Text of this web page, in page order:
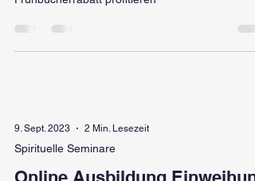
Zertifikat 2024/2025, jetzt anmelden 10 %
Frühbucherrabatt profitieren
9. Sept. 2023 2 Min. Lesezeit
Spirituelle Seminare